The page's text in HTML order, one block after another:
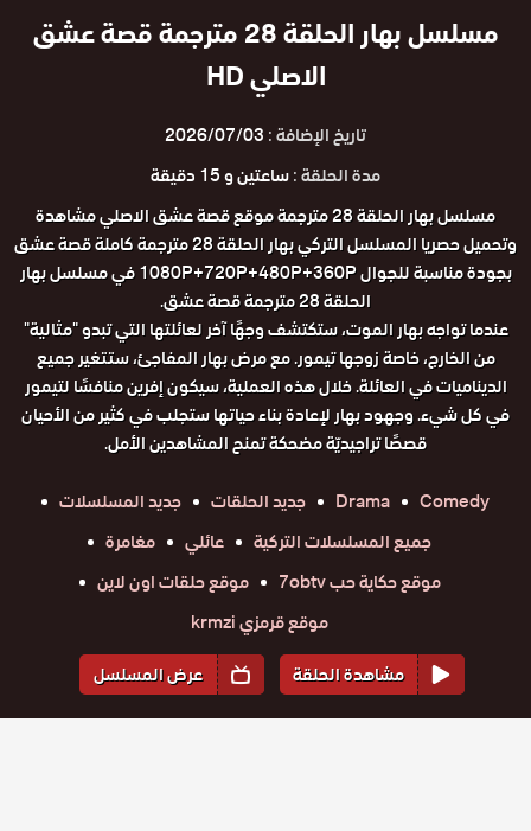
مسلسل بهار الحلقة 28 مترجمة قصة عشق
الاصلي HD
تاريخ الإضافة :2026/07/03
مدة الحلقة :ساعتين و 15 دقيقة
مسلسل بهار الحلقة 28 مترجمة موقع قصة عشق الاصلي مشاهدة
وتحميل حصريا المسلسل التركي بهار الحلقة 28 مترجمة كاملة قصة عشق
بجودة مناسبة للجوال 1080P+720P+480P+360P في مسلسل بهار
الحلقة 28 مترجمة قصة عشق.
عندما تواجه بهار الموت، ستكتشف وجهًا آخر لعائلتها التي تبدو "مثالية"
من الخارج، خاصة زوجها تيمور. مع مرض بهار المفاجئ، ستتغير جميع
الديناميات في العائلة. خلال هذه العملية، سيكون إفرين منافسًا لتيمور
في كل شيء. وجهود بهار لإعادة بناء حياتها ستجلب في كثير من الأحيان
قصصًا تراجيديّة مضحكة تمنح المشاهدين الأمل.
Comedy
Drama جديد الحلقات
جديد المسلسلات
جميع المسلسلات التركية
عائلي
مغامرة
موقع حكاية حب 7obtv
موقع حلقات اون لاين
موقع قرمزي krmzi
مشاهدة الحلقة
عرض المسلسل